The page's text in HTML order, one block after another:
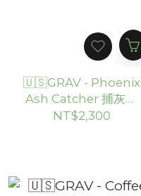
🇺🇸GRAV - Phoenix
Ash Catcher 捕灰器
（14mm / 90°,45°）
NT$2,300